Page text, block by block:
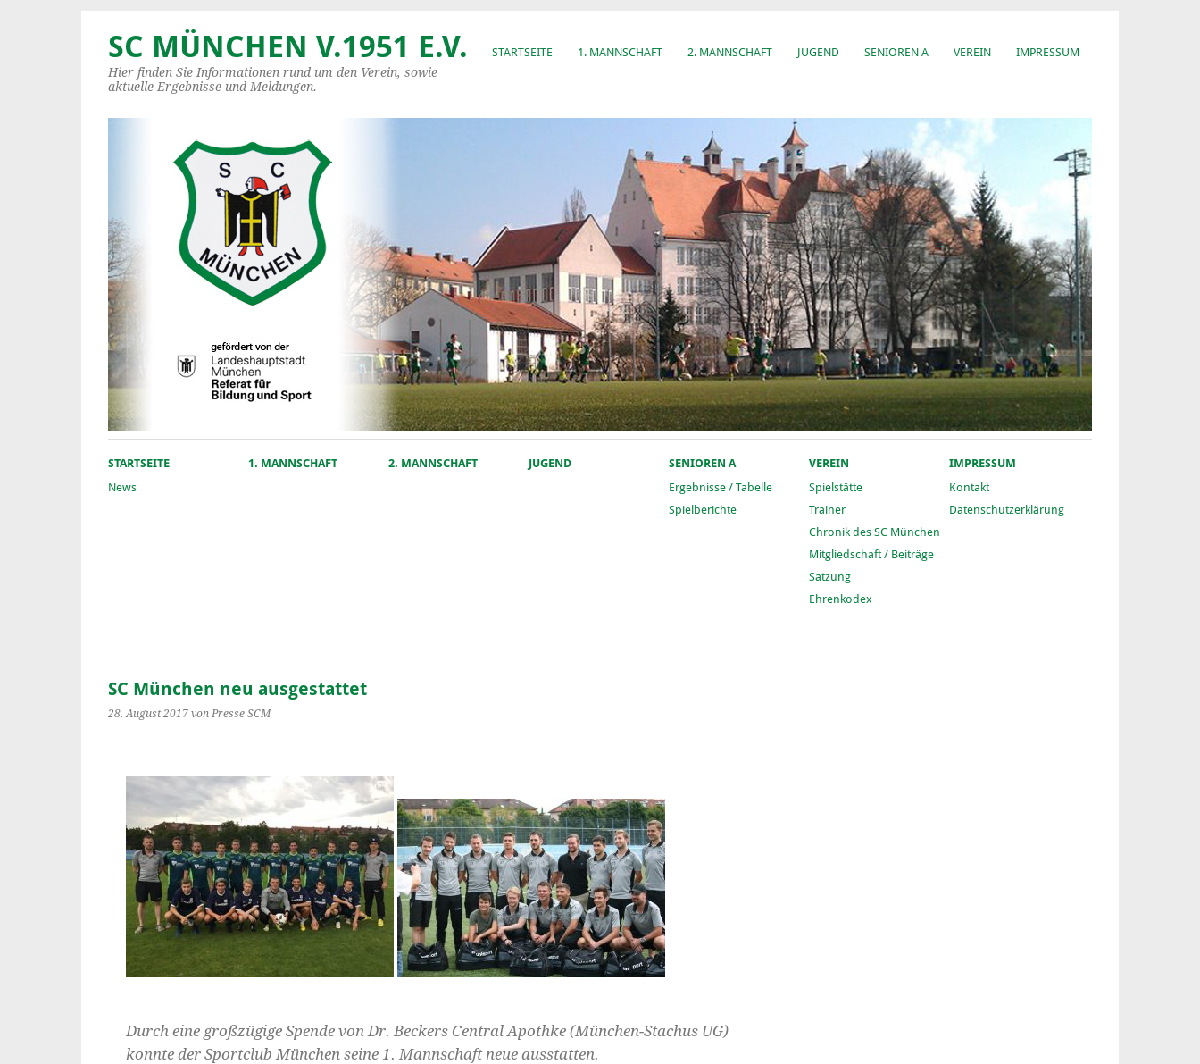
STARTSEITE 1. MANNSCHAFT 2. MANNSCHAFT JUGEND SENIOREN A VEREIN IMPRESSUM
SC MÜNCHEN V.1951 E.V.
Hier finden Sie Informationen rund um den Verein, sowie
aktuelle Ergebnisse und Meldungen.
STARTSEITE
News
1. MANNSCHAFT 2. MANNSCHAFT JUGEND
SENIOREN A
Ergebnisse / Tabelle
Spielberichte
VEREIN
Spielstätte
Trainer
Chronik des SC München
Mitgliedschaft / Beiträge
Satzung
Ehrenkodex
IMPRESSUM
Kontakt
Datenschutzerklärung
SC München neu ausgestattet
28. August 2017 von Presse SCM
Durch eine großzügige Spende von Dr. Beckers Central Apothke (München-Stachus UG)
konnte der Sportclub München seine 1. Mannschaft neue ausstatten.